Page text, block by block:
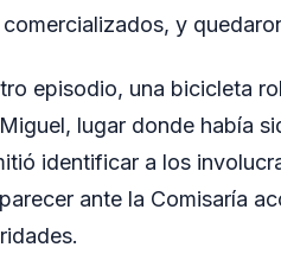
y
episodio, una bicicleta
lugar donde había
identificar a los
ante la Comisaría